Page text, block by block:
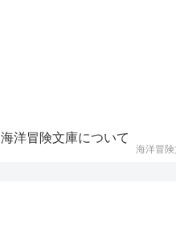
海洋冒険文庫について